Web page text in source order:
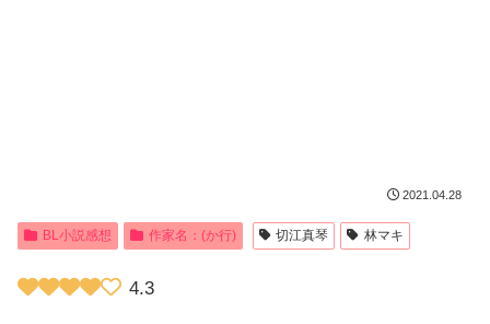
2021.04.28
BL小説感想 作家名：(か行) 切江真琴 林マキ
4.3